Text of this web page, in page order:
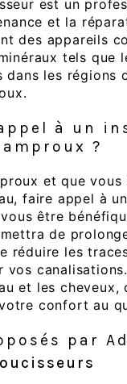
est un
et la
des appareils
tels que
les régions
à un
?
et que
faire appel à
être
de
réduire les
et les
confort au
par